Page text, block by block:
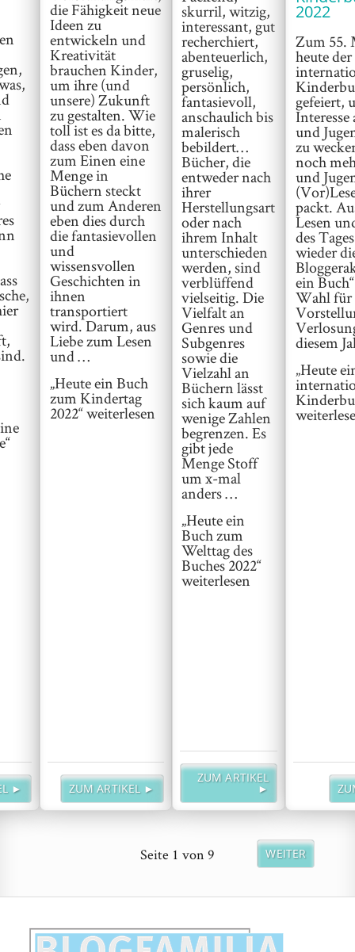
►
die Fähigkeit neue
Ideen zu
entwickeln und
Kreativität
brauchen Kinder,
um ihre (und
unsere) Zukunft
zu gestalten. Wie
toll ist es da bitte,
dass eben davon
zum Einen eine
Menge in
Büchern steckt
und zum Anderen
eben dies durch
die fantasievollen
und
wissensvollen
Geschichten in
ihnen
transportiert
wird. Darum, aus
Liebe zum Lesen
und …
„Heute ein Buch
zum Kindertag
2022“weiterlesen
ZUM ARTIKEL ►
skurril, witzig,
interessant, gut
recherchiert,
abenteuerlich,
gruselig,
persönlich,
fantasievoll,
anschaulich bis
malerisch
bebildert…
Bücher, die
entweder nach
ihrer
Herstellungsart
oder nach
ihrem Inhalt
unterschieden
werden, sind
verblüffend
vielseitig. Die
Vielfalt an
Genres und
Subgenres
sowie die
Vielzahl an
Büchern lässt
sich kaum auf
wenige Zahlen
begrenzen. Es
gibt jede
Menge Stoff
um x-mal
anders …
„Heute ein
Buch zum
Welttag des
Buches 2022“
weiterlesen
ZUM ARTIKEL
►
2022
Zum 55.
heute der
gefeiert,
und
zu
noch
und
packt.
Lesen
des
wieder
ein
Wahl für
diesem
„Heute
Seite 1 von 9 WEITER